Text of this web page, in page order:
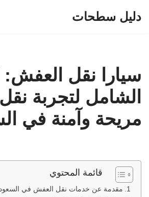
دليل سطحات
سيارا نقل العفش:
الشامل لتجربة
مريحة وآمنة في
قائمة المحتوي
مقدمة عن خدمات نقل العفش في